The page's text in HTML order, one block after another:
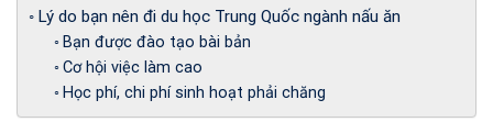
Lý do bạn nên đi du học Trung Quốc ngành nấu ăn
Bạn được đào tạo bài bản
Cơ hội việc làm cao
Học phí, chi phí sinh hoạt phải chăng